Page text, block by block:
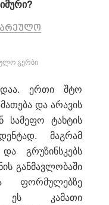
გერბი
ერთი შტო
და არავის
სამეფო ტახტის
მაგრამ
გრუზინსკებს
განმავლობაში
ფორმულებზე
ეს კამათი